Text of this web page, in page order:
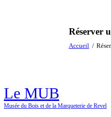
Réserver
Accueil
Le MUB
Musée du Bois et de la Marqueterie de Revel